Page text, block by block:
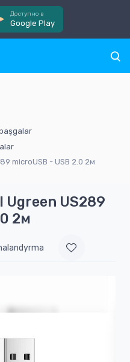
Доступно в
Google Play
microUSB - USB 2.0 2м
US289
2м